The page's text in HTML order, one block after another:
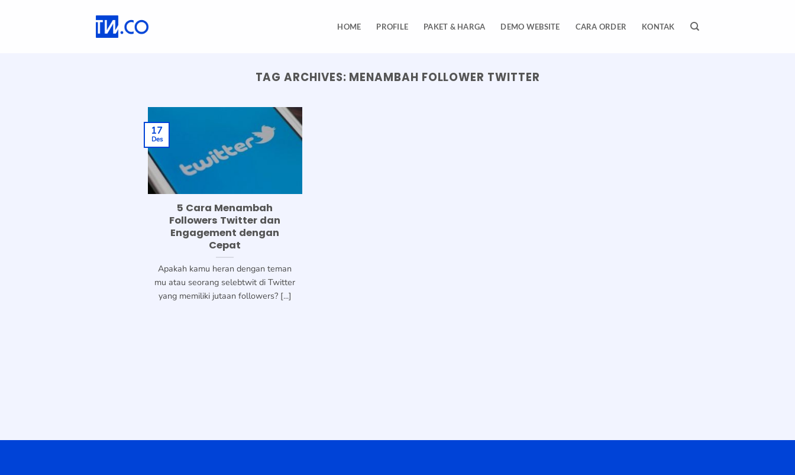
HOME PROFILE PAKET & HARGA DEMO WEBSITE CARA ORDER KONTAK
TAG ARCHIVES: MENAMBAH FOLLOWER TWITTER
5 Cara Menambah
Followers Twitter dan
Engagement dengan
Cepat
Apakah kamu heran dengan teman
mu atau seorang selebtwit di Twitter
yang memiliki jutaan followers? [...]
17
Des